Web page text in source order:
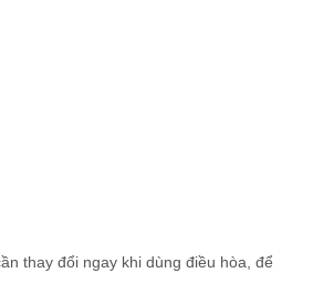
thay đổi ngay khi dùng điều hòa, để